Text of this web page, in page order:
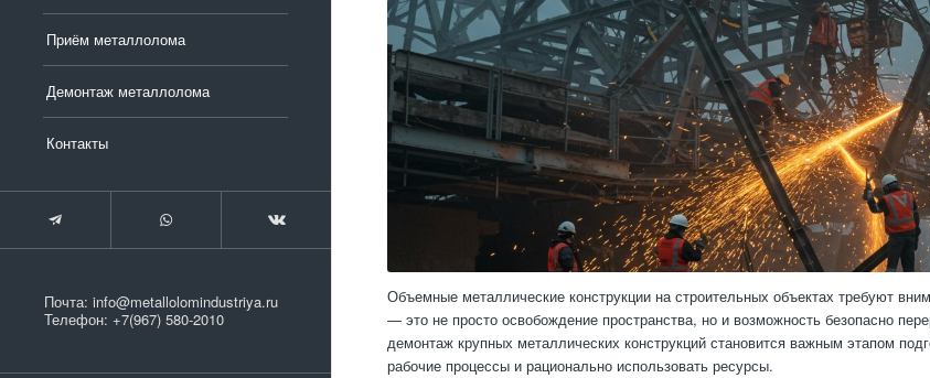
Приём металлолома
Демонтаж металлолома
Контакты
Почта: info@metallolomindustriya.ru
Телефон: +7(967) 580-2010
Объемные металлические конструкции на строительных объектах требуют
— это не просто освобождение пространства, но и возможность безопасно
демонтаж крупных металлических конструкций становится важным этапом
рабочие процессы и рационально использовать ресурсы.